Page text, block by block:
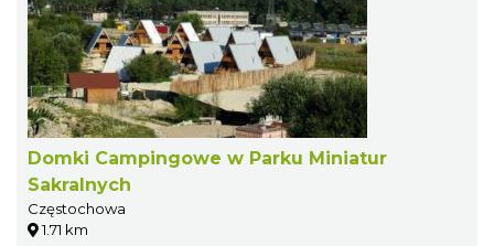
Domki Campingowe w Parku Miniatur
Sakralnych
Częstochowa
1.71 km